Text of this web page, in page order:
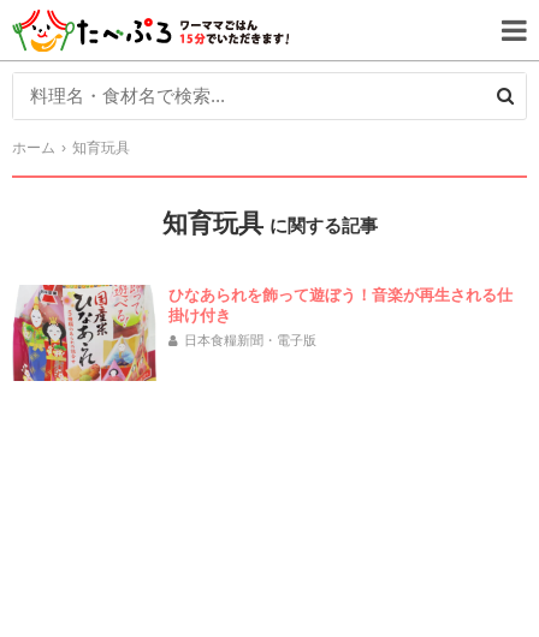
ホーム 知育玩具
知育玩具 に関する記事
ひなあられを飾って遊ぼう！音楽が再生される仕
掛け付き
日本食糧新聞・電子版